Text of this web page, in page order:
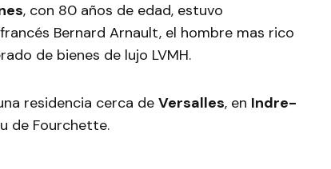
, con 80 años de edad, estuvo
Bernard Arnault, el hombre mas rico
de bienes de lujo LVMH.
residencia cerca de Versalles, en Indre-
de Fourchette.